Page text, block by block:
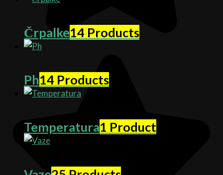
Črpalke14 Products
Ph14 Products
Temperatura1 Product